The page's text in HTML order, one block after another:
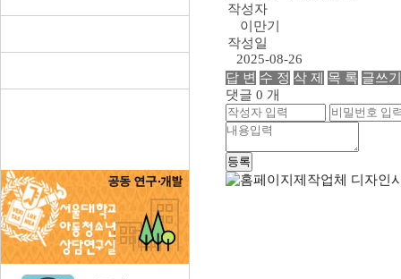
작성자
이만기
작성일
2025-08-26
답 변 수 정 삭 제 목 록 글쓰기
댓글 0 개